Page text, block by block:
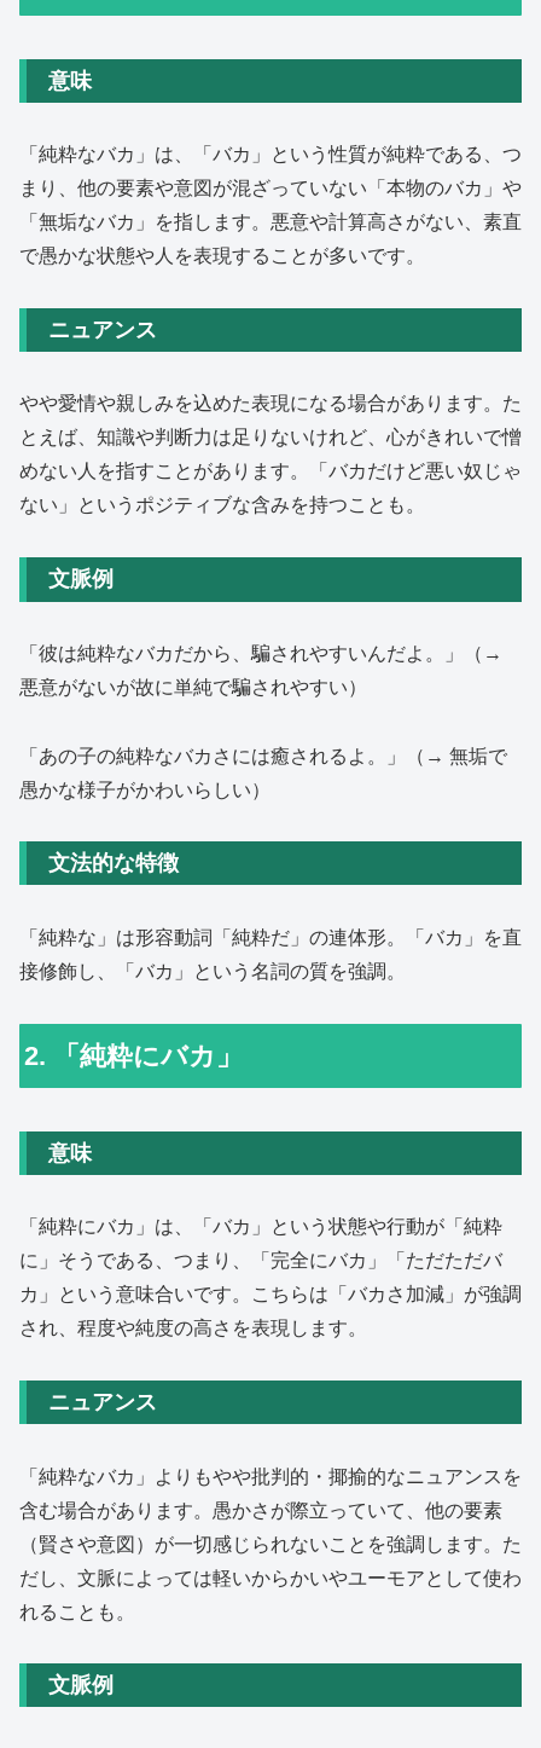
意味
「純粋なバカ」は、「バカ」という性質が純粋である、つ
まり、他の要素や意図が混ざっていない「本物のバカ」や
「無垢なバカ」を指します。悪意や計算高さがない、素直
で愚かな状態や人を表現することが多いです。
ニュアンス
やや愛情や親しみを込めた表現になる場合があります。た
とえば、知識や判断力は足りないけれど、心がきれいで憎
めない人を指すことがあります。「バカだけど悪い奴じゃ
ない」というポジティブな含みを持つことも。
文脈例
「彼は純粋なバカだから、騙されやすいんだよ。」（→
悪意がないが故に単純で騙されやすい）
「あの子の純粋なバカさには癒されるよ。」（→ 無垢で
愚かな様子がかわいらしい）
文法的な特徴
「純粋な」は形容動詞「純粋だ」の連体形。「バカ」を直
接修飾し、「バカ」という名詞の質を強調。
2. 「純粋にバカ」
意味
「純粋にバカ」は、「バカ」という状態や行動が「純粋
に」そうである、つまり、「完全にバカ」「ただただバ
カ」という意味合いです。こちらは「バカさ加減」が強調
され、程度や純度の高さを表現します。
ニュアンス
「純粋なバカ」よりもやや批判的・揶揄的なニュアンスを
含む場合があります。愚かさが際立っていて、他の要素
（賢さや意図）が一切感じられないことを強調します。た
だし、文脈によっては軽いからかいやユーモアとして使わ
れることも。
文脈例